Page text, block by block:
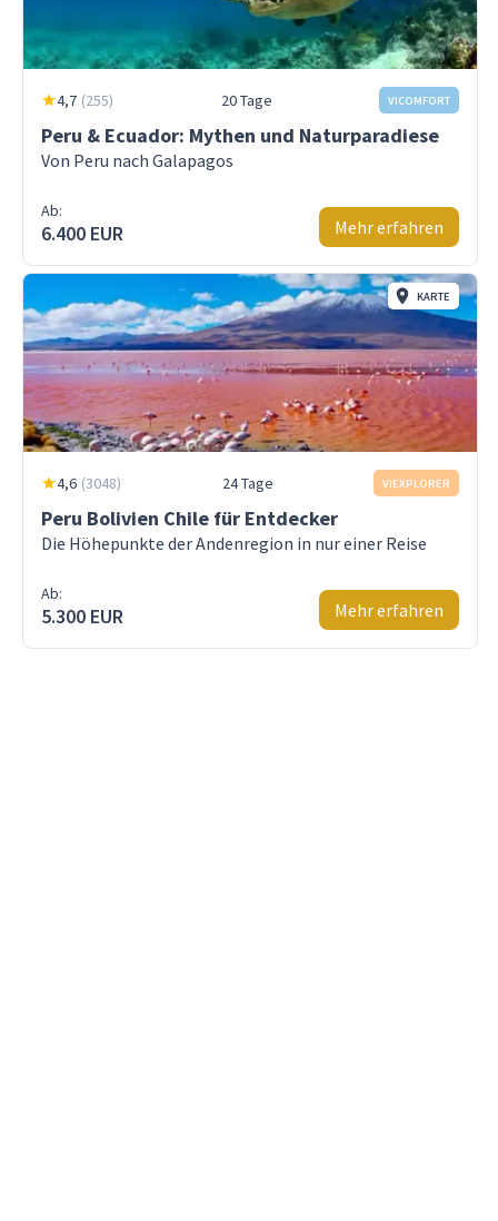
4,7 (255) 20 Tage VICOMFORT
Peru & Ecuador: Mythen und Naturparadiese
Von Peru nach Galapagos
Ab:
6.400 EUR Mehr erfahren
KARTE
4,6 (3048) 24 Tage VIEXPLORER
Peru Bolivien Chile für Entdecker
Die Höhepunkte der Andenregion in nur einer Reise
Ab:
5.300 EUR Mehr erfahren